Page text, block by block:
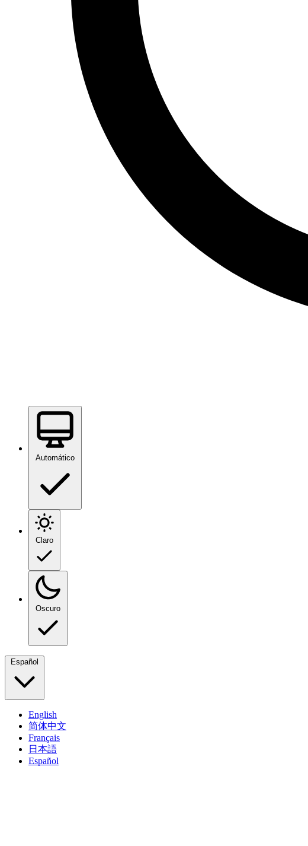
Automático
Claro
Oscuro
Español
English
简体中文
Français
日本語
Español